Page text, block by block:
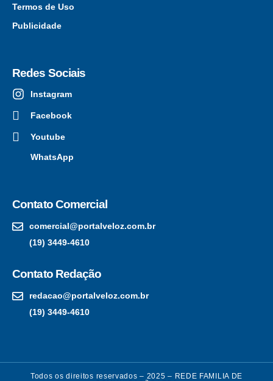
Termos de Uso
Publicidade
Redes Sociais
Instagram
Facebook
Youtube
WhatsApp
Contato Comercial
comercial@portalveloz.com.br
(19) 3449-4610
Contato Redação
redacao@portalveloz.com.br
(19) 3449-4610
Todos os direitos reservados – 2025 – REDE FAMILIA DE